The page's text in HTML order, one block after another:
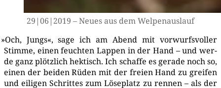
29|06|2019 – Neu­es aus dem Welpenauslauf
»Och, Jungs«, sage ich am Abend mit vor­wurfs­vol­ler
Stim­me, einen feuch­ten Lap­pen in der Hand – und wer­
de ganz plötz­lich hek­tisch. Ich schaf­fe es gera­de noch so,
einen der bei­den Rüden mit der frei­en Hand zu grei­fen
und eili­gen Schrit­tes zum Löse­platz zu ren­nen – als der